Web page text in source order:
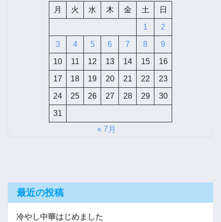
月
火 水 木 金 土 日
1 2
3 4 5 6 7 8 9
10 11 12 13 14 15 16
17 18 19 20 21 22 23
24 25 26 27 28 29 30
31
« 7月
最近の投稿
冷やし中華はじめました